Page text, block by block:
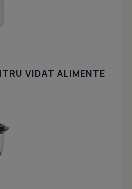
VIDAT ALIMENTE